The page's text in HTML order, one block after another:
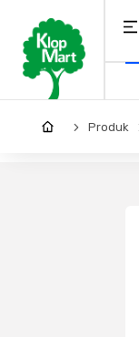
Kategori
Produk
Arsitektur
Produk